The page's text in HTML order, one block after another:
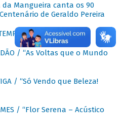
da Mangueira canta os 90
de Geraldo Pereira
/ “As Voltas que o Mundo
/ “Só Vendo que Beleza!
/ “Flor Serena – Acústico